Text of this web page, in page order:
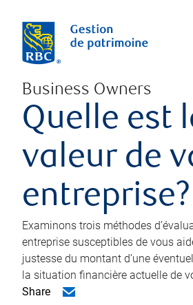
Business Owners
Quelle est
valeur de
entreprise?
Examinons trois méthodes
entreprise susceptibles de vous
justesse du montant d’une
la situation financière actuelle de
Share